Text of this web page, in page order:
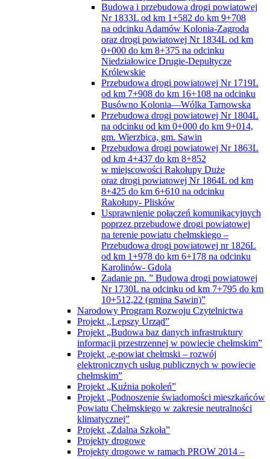
Budowa i przebudowa drogi powiatowej
Nr 1833L od km 1+582 do km 9+708
na odcinku Adamów Kolonia-Zagroda
oraz drogi powiatowej Nr 1834L od km
0+000 do km 8+375 na odcinku
Niedziałowice Drugie-Depułtycze
Królewskie
Przebudowa drogi powiatowej Nr 1719L
od km 7+908 do km 16+108 na odcinku
Busówno Kolonia—Wólka Tarnowska
Przebudowa drogi powiatowej Nr 1804L
na odcinku od km 0+000 do km 9+014,
gm. Wierzbica, gm. Sawin
Przebudowa drogi powiatowej Nr 1863L
od km 4+437 do km 8+852
w miejscowości Rakołupy Duże
oraz drogi powiatowej Nr 1864L od km
8+425 do km 6+610 na odcinku
Rakołupy- Plisków
Usprawnienie połączeń komunikacyjnych
poprzez przebudowę drogi powiatowej
na terenie powiatu chełmskiego –
Przebudowa drogi powiatowej nr 1826L
od km 1+978 do km 6+178 na odcinku
Karolinów- Gdola
Zadanie pn. ” Budowa drogi powiatowej
Nr 1730L na odcinku od km 7+795 do km
10+512,22 (gmina Sawin)”
Narodowy Program Rozwoju Czytelnictwa
Projekt ,,Lepszy Urząd”
Projekt „Budowa baz danych infrastruktury
informacji przestrzennej w powiecie chełmskim”
Projekt „e-powiat chełmski – rozwój
elektronicznych usług publicznych w powiecie
chełmskim”
Projekt „Kuźnia pokoleń”
Projekt „Podnoszenie świadomości mieszkańców
Powiatu Chełmskiego w zakresie neutralności
klimatycznej”
Projekt „Zdalna Szkoła”
Projekty drogowe
Projekty drogowe w ramach PROW 2014 –